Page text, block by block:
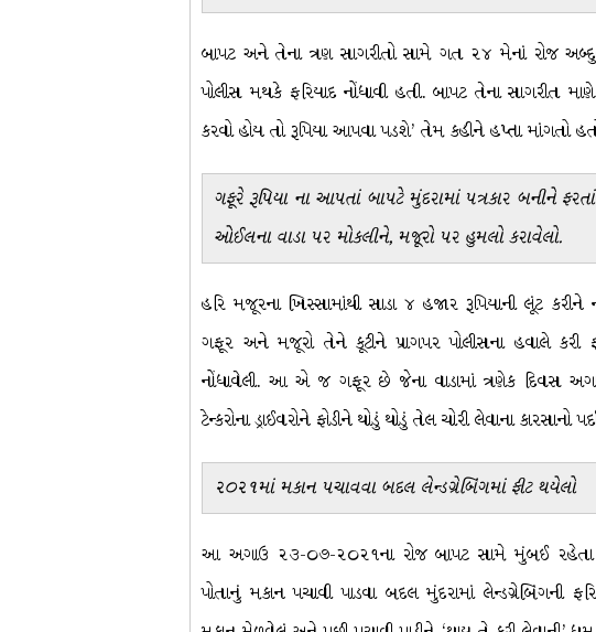
બાપટ અને તેના ત્રણ સાગરીતો સામે ગત ૨૪ મેનાં રોજ
પોલીસ મથકે ફરિયાદ નોંધાવી હતી. બાપટ તેના સાગરીત
કરવો હોય તો રૂપિયા આપવા પડશે’ તેમ કહીને હપ્તા માંગતો
ગફૂરે રૂપિયા ના આપતાં બાપટે મુંદરામાં પત્રકાર બનીને
ઓઈલના વાડા પર મોકલીને, મજૂરો પર હુમલો કરાવેલો.
હરિ મજૂરના ખિસ્સામાંથી સાડા ૪ હજાર રૂપિયાની લૂંટ
ગફૂર અને મજૂરો તેને કૂટીને પ્રાગપર પોલીસના હવાલે કરી
નોંધાવેલી. આ એ જ ગફૂર છે જેના વાડામાં ત્રણેક દિવસ
ટેન્કરોના ડ્રાઈવરોને ફોડીને થોડું થોડું તેલ ચોરી લેવાના કારસાનો
૨૦૨૧માં મકાન પચાવવા બદલ લેન્ડગ્રેબિંગમાં ફીટ થયેલો
આ અગાઉ ૨૩-૦૭-૨૦૨૧ના રોજ બાપટ સામે મુંબઈ રહેતા
પોતાનું મકાન પચાવી પાડવા બદલ મુંદરામાં લેન્ડગ્રેબિંગની